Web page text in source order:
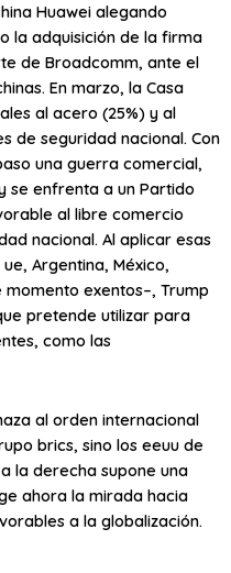
Huawei alegando
la adquisición de la firma
de Broadcomm, ante el
En marzo, la Casa
al acero (25%) y al
de seguridad nacional. Con
una guerra comercial,
se enfrenta a un Partido
al libre comercio
nacional. Al aplicar esas
ue, Argentina, México,
exentos–, Trump
pretende utilizar para
como las
al orden internacional
brics, sino los eeuu de
la derecha supone una
ahora la mirada hacia
a la globalización.